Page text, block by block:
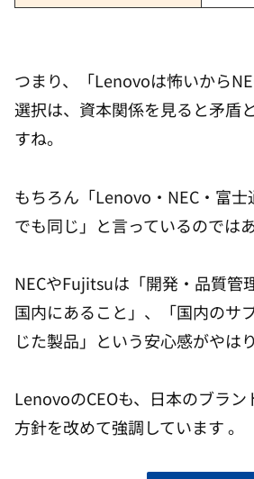
つまり、「Lenovoは怖いから
選択は、資本関係を見ると矛盾
すね。
もちろん「Lenovo・NEC・富
でも同じ」と言っているのでは
NECやFujitsuは「開発・品質管
国内にあること」、「国内のサ
じた製品」という安心感がやは
LenovoのCEOも、日本のブラン
方針を改めて強調しています 。